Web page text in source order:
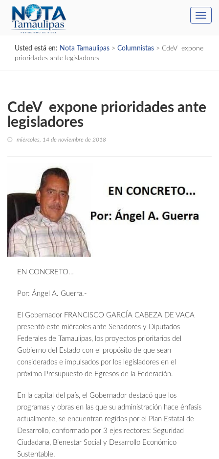
Usted está en: Nota Tamaulipas > Columnistas > CdeV expone
prioridades ante legisladores
CdeV expone prioridades ante
legisladores
miércoles, 14 de noviembre de 2018
EN CONCRETO…
Por: Ángel A. Guerra.-
El Gobernador FRANCISCO GARCÍA CABEZA DE VACA
presentó este miércoles ante Senadores y Diputados
Federales de Tamaulipas, los proyectos prioritarios del
Gobierno del Estado con el propósito de que sean
considerados e impulsados por los legisladores en el
próximo Presupuesto de Egresos de la Federación.
En la capital del país, el Gobernador destacó que los
programas y obras en las que su administración hace énfasis
actualmente, se encuentran regidos por el Plan Estatal de
Desarrollo, conformado por 3 ejes rectores: Seguridad
Ciudadana, Bienestar Social y Desarrollo Económico
Sustentable.